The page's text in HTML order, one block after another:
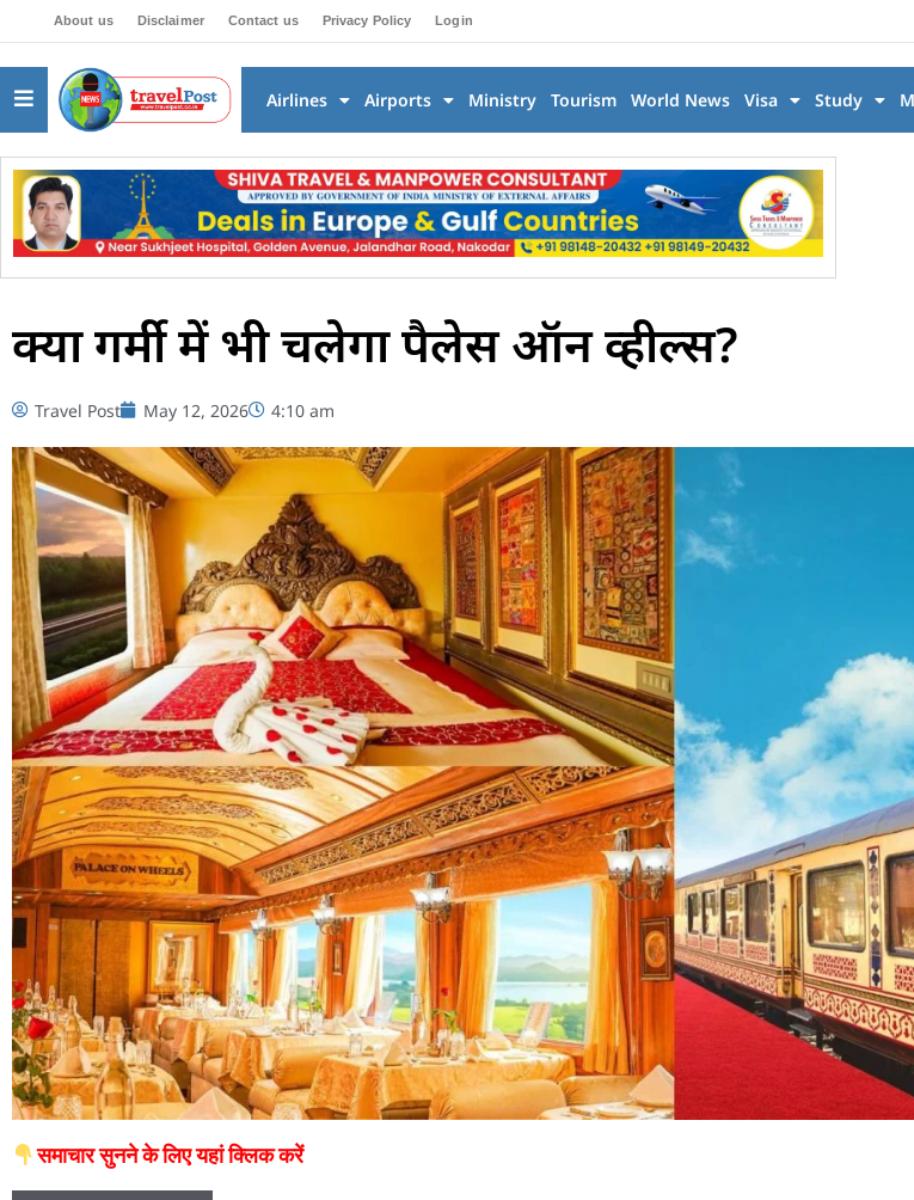
About us Disclaimer Contact us Privacy Policy Login
Airlines Airports Ministry Tourism World News Visa Study
क्या गर्मी में भी चलेगा पैलेस ऑन व्हील्स?
Travel Post May 12, 2026 4:10 am
समाचार सुनने के लिए यहां क्लिक करें